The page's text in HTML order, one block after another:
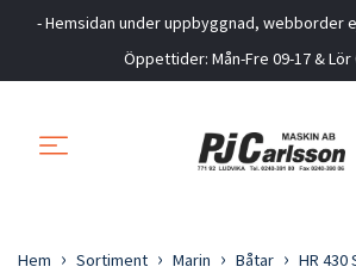
- Hemsidan under uppbyggnad, webborder
Öppettider: Mån-Fre 09-17 & Lör
Hem Sortiment Marin Båtar HR 430